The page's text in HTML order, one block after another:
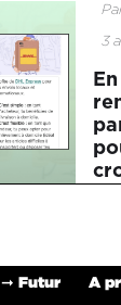
3
➞ Futur A